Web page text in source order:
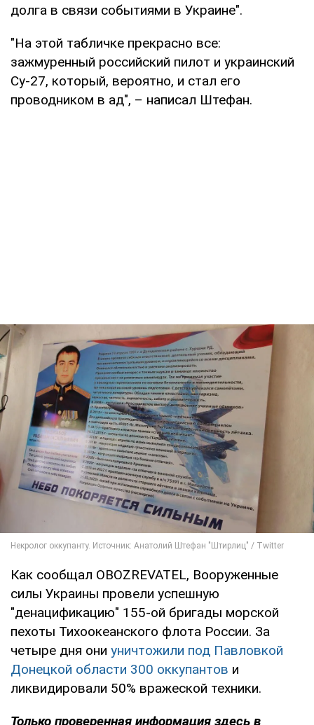
долга в связи событиями в Украине".
"На этой табличке прекрасно все:
зажмуренный российский пилот и украинский
Су-27, который, вероятно, и стал его
проводником в ад", – написал Штефан.
Как сообщал OBOZREVATEL, Вооруженные
силы Украины провели успешную
"денацификацию" 155-ой бригады морской
пехоты Тихоокеанского флота России. За
четыре дня они уничтожили под Павловкой
Донецкой области 300 оккупантов и
ликвидировали 50% вражеской техники.
Только проверенная информация здесь в